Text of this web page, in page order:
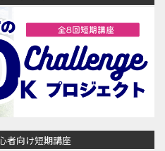
者向け短期講座